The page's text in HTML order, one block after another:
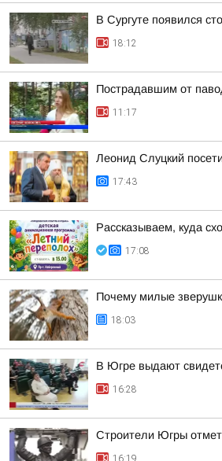
В Сургуте появился
18:12
Пострадавшим от
11:17
Леонид Слуцкий
17:43
Рассказываем, куда
17:08
Почему милые
18:03
В Югре выдают
16:28
Строители Югры
16:19